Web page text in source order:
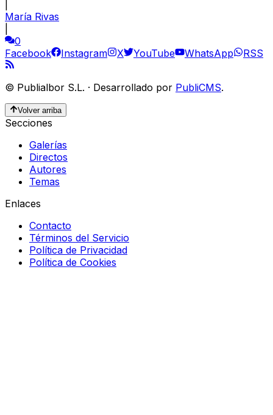
María Rivas
0
Facebook
Instagram X YouTube WhatsApp RSS
© Publialbor S.L. · Desarrollado por PubliCMS.
Volver arriba
Secciones
Galerías
Directos
Autores
Temas
Enlaces
Contacto
Términos del Servicio
Política de Privacidad
Política de Cookies